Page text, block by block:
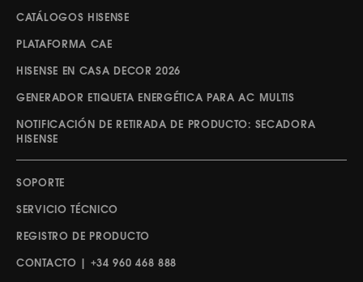
CATÁLOGOS HISENSE
PLATAFORMA CAE
HISENSE EN CASA DECOR 2026
GENERADOR ETIQUETA ENERGÉTICA PARA AC MULTIS
NOTIFICACIÓN DE RETIRADA DE PRODUCTO: SECADORA
HISENSE
SOPORTE
SERVICIO TÉCNICO
REGISTRO DE PRODUCTO
CONTACTO | +34 960 468 888